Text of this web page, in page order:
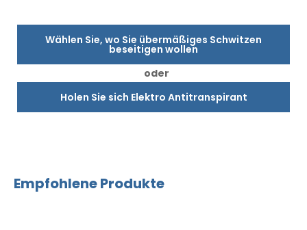
Wählen Sie, wo Sie übermäßiges Schwitzen
beseitigen wollen
oder
Holen Sie sich Elektro Antitranspirant
Empfohlene Produkte